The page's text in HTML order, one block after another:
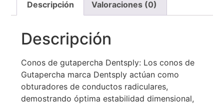
Descripción Valoraciones (0)
Descripción
Conos de gutapercha Dentsply: Los conos de
Gutapercha marca Dentsply actúan como
obturadores de conductos radiculares,
demostrando óptima estabilidad dimensional,